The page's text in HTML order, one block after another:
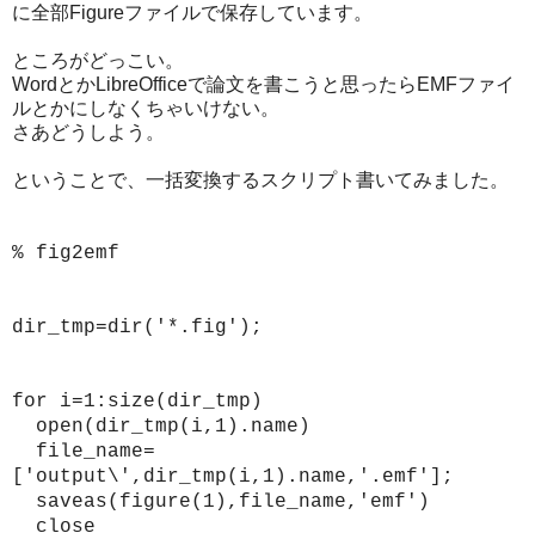
に全部Figureファイルで保存しています。
ところがどっこい。
WordとかLibreOfficeで論文を書こうと思ったらEMFファイ
ルとかにしなくちゃいけない。
さあどうしよう。
ということで、一括変換するスクリプト書いてみました。
% fig2emf
dir_tmp=dir('*.fig');
for i=1:size(dir_tmp)
open(dir_tmp(i,1).name)
file_name=
['output\',dir_tmp(i,1).name,'.emf'];
saveas(figure(1),file_name,'emf')
close